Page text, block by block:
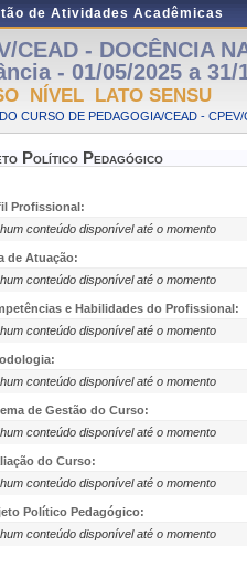
de Atividades Acadêmicas
CEAD - DOCÊNCIA
- 01/05/2025 a 31/
NÍVEL LATO SENSU
CURSO DE PEDAGOGIA/CEAD - CPEV/
Político Pedagógico
Profissional:
conteúdo disponível até o momento
de Atuação:
conteúdo disponível até o momento
e Habilidades do Profissional:
conteúdo disponível até o momento
conteúdo disponível até o momento
de Gestão do Curso:
conteúdo disponível até o momento
do Curso:
conteúdo disponível até o momento
Político Pedagógico:
conteúdo disponível até o momento